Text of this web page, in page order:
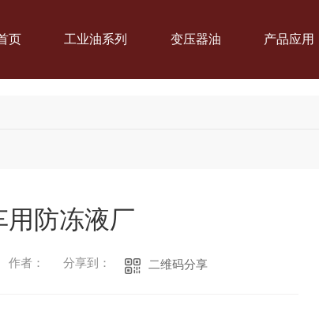
页 工业油系列 变压器油 产品应用
用防冻液厂
作者： 分享到： 二维码分享